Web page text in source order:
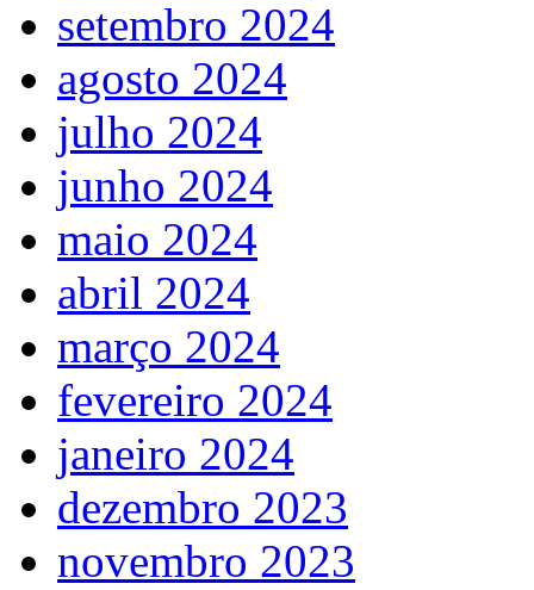
setembro 2024
agosto 2024
julho 2024
junho 2024
maio 2024
abril 2024
março 2024
fevereiro 2024
janeiro 2024
dezembro 2023
novembro 2023